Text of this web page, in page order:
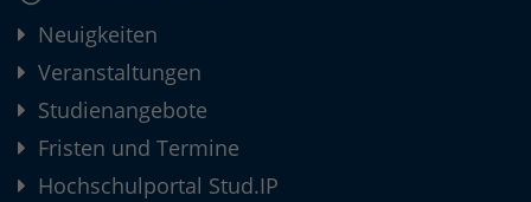
Neuigkeiten
Veranstaltungen
Studienangebote
Fristen und Termine
Hochschulportal Stud.IP